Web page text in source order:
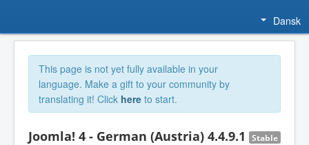
Dansk
This page is not yet fully available in your
language. Make a gift to your community by
translating it! Click here to start.
Joomla! 4 - German (Austria) 4.4.9.1 Stable